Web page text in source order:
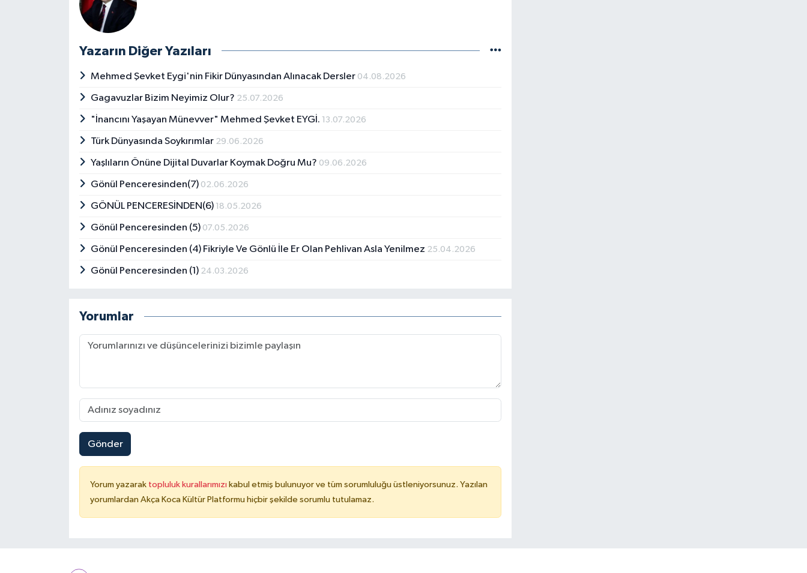
Yazarın Diğer Yazıları
Mehmed Şevket Eygi'nin Fikir Dünyasından Alınacak Dersler 04.08.2026
Gagavuzlar Bizim Neyimiz Olur? 25.07.2026
"İnancını Yaşayan Münevver" Mehmed Şevket EYGİ. 13.07.2026
Türk Dünyasında Soykırımlar 29.06.2026
Yaşlıların Önüne Dijital Duvarlar Koymak Doğru Mu? 09.06.2026
Gönül Penceresinden(7) 02.06.2026
GÖNÜL PENCERESİNDEN(6) 18.05.2026
Gönül Penceresinden (5) 07.05.2026
Gönül Penceresinden (4) Fikriyle Ve Gönlü İle Er Olan Pehlivan Asla Yenilmez 25.04.2026
Gönül Penceresinden (1) 24.03.2026
Yorumlar
Gönder
Yorum yazarak topluluk kurallarımızı kabul etmiş bulunuyor ve tüm sorumluluğu üstleniyorsunuz. Yazılan
yorumlardan Akça Koca Kültür Platformu hiçbir şekilde sorumlu tutulamaz.